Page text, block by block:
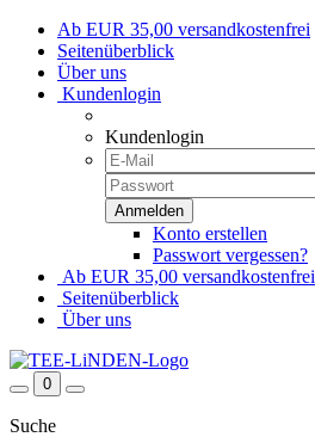
Ab EUR 35,00 versandkostenfrei
Seitenüberblick
Über uns
Kundenlogin
Kundenlogin
Konto erstellen
Passwort vergessen?
Ab EUR 35,00 versandkostenfrei
Seitenüberblick
Über uns
0
Suche